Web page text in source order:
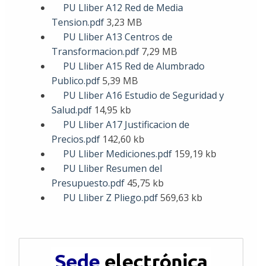
PU Lliber A12 Red de Media
Tension.pdf3,23 MB
PU Lliber A13 Centros de
Transformacion.pdf 7,29 MB
PU Lliber A15 Red de Alumbrado
Publico.pdf5,39 MB
PU Lliber A16 Estudio de Seguridad y
Salud.pdf 14,95 kb
PU Lliber A17 Justificacion de
Precios.pdf 142,60 kb
PU Lliber Mediciones.pdf 159,19 kb
PU Lliber Resumen del
Presupuesto.pdf 45,75 kb
PU Lliber Z Pliego.pdf569,63 kb